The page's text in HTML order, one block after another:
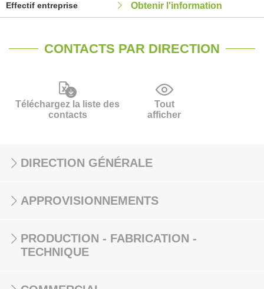
Effectif entreprise Obtenir l'information
CONTACTS PAR DIRECTION
Téléchargez la liste des
contacts
Tout
afficher
DIRECTION GÉNÉRALE
APPROVISIONNEMENTS
PRODUCTION - FABRICATION -
TECHNIQUE